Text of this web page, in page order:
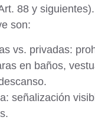
88 y siguientes).
son:
vs. privadas:
en baños,
: señalización